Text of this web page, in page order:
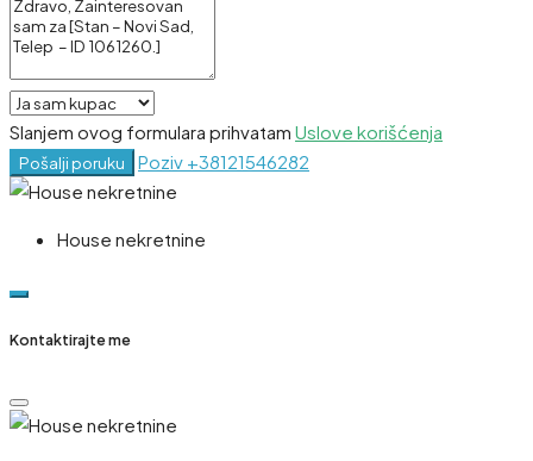
Slanjem ovog formulara prihvatam Uslove korišćenja
Pošalji poruku Poziv +38121546282
House nekretnine
Kontaktirajte me